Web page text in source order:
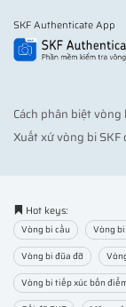
SKF Authenticate App
Cách phân biệt vòng
Xuất xứ vòng bi SKF
Hot keys:
Vòng bi cầu Vòng
Vòng bi đũa đỡ
Vòng bi tiếp xúc bốn